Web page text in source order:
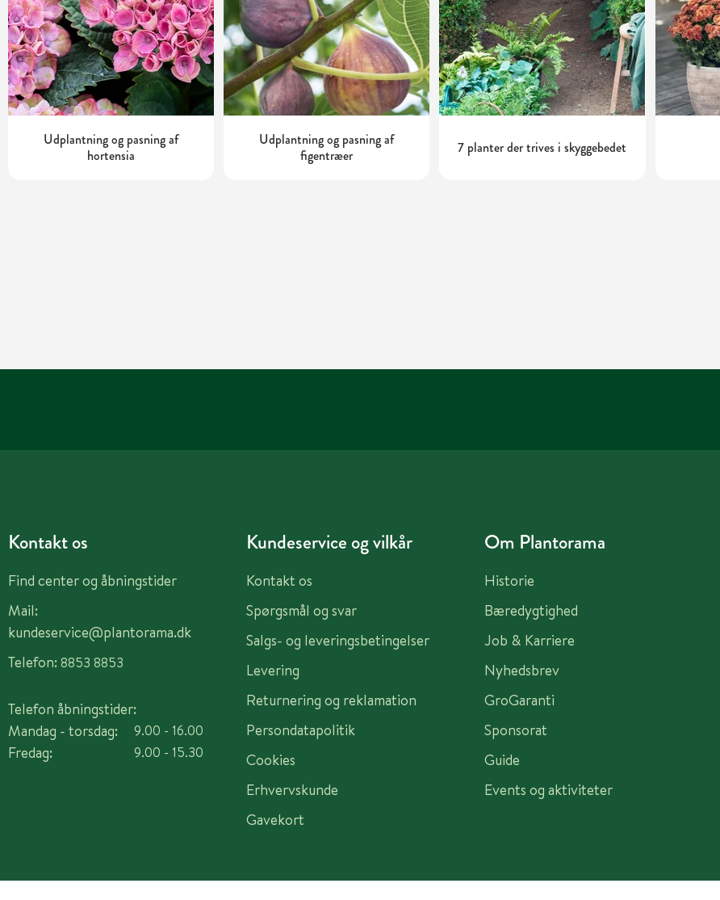
Udplantning og pasning af
hortensia
Udplantning og pasning af
figentræer
7 planter der trives i skyggebedet
Kontakt os
Find center og åbningstider
Mail:
kundeservice@plantorama.dk
Telefon: 8853 8853
Telefon åbningstider:
Mandag - torsdag:
Fredag:
9.00 - 16.00
9.00 - 15.30
Kundeservice og vilkår
Kontakt os
Spørgsmål og svar
Salgs- og leveringsbetingelser
Levering
Returnering og reklamation
Persondatapolitik
Cookies
Erhvervskunde
Gavekort
Om Plantorama
Historie
Bæredygtighed
Job & Karriere
Nyhedsbrev
GroGaranti
Sponsorat
Guide
Events og aktiviteter